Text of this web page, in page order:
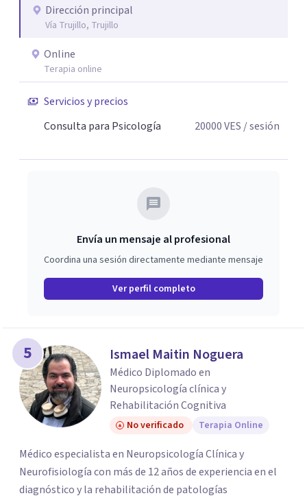
Dirección principal
Vía Trujillo, Trujillo
Online
Terapia online
Servicios y precios
Consulta para Psicología
20000VES / sesión
Envía un mensaje al profesional
Coordina una sesión directamente mediante mensaje
Ver perfil completo
5 Ismael Maitin Noguera
Médico Diplomado en
Neuropsicología clínica y
Rehabilitación Cognitiva
No verificado Terapia Online
Médico especialista en Neuropsicología Clínica y
Neurofisiología con más de 12 años de experiencia en el
diagnóstico y la rehabilitación de patologías